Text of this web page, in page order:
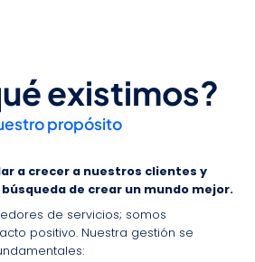
existimos?
propósito
a crecer a nuestros clientes y
de crear un mundo mejor.
de servicios; somos
positivo. Nuestra gestión se